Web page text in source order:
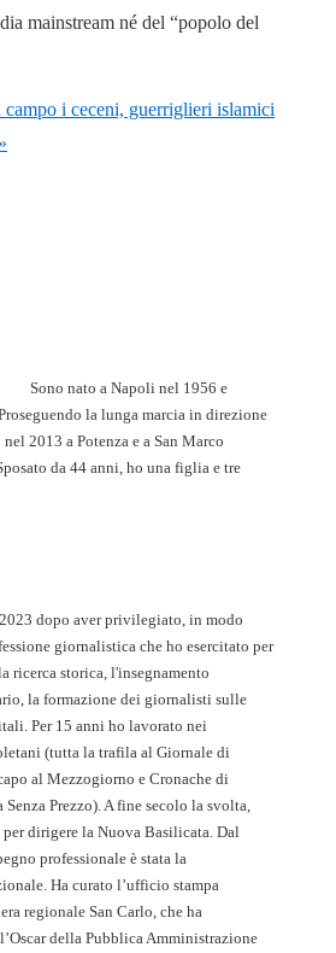
mainstream né del “popolo del
campo i ceceni, guerriglieri islamici
Sono nato a Napoli nel 1956 e
la lunga marcia in direzione
2013 a Potenza e a San Marco
da 44 anni, ho una figlia e tre
dopo aver privilegiato, in modo
giornalistica che ho esercitato per
ricerca storica, l'insegnamento
la formazione dei giornalisti sulle
Per 15 anni ho lavorato nei
(tutta la trafila al Giornale di
al Mezzogiorno e Cronache di
Prezzo). A fine secolo la svolta,
per dirigere la Nuova Basilicata. Dal
professionale è stata la
Ha curato l’ufficio stampa
regionale San Carlo, che ha
della Pubblica Amministrazione